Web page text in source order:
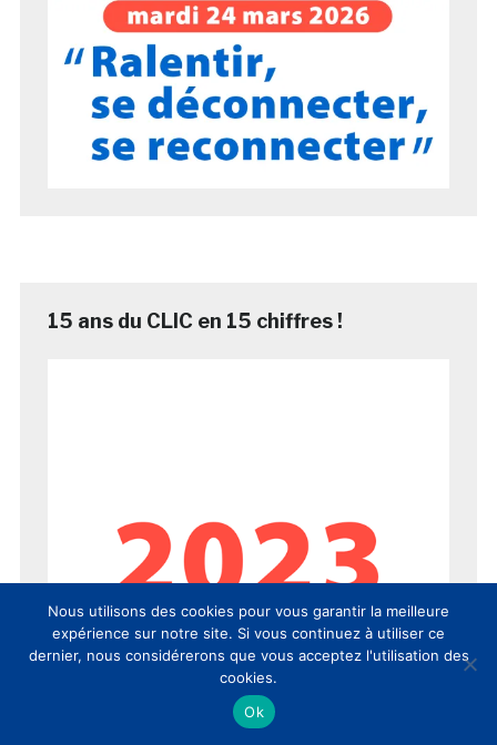
15 ans du CLIC en 15 chiffres !
Nous utilisons des cookies pour vous garantir la meilleure
expérience sur notre site. Si vous continuez à utiliser ce
dernier, nous considérerons que vous acceptez l'utilisation des
cookies.
Ok